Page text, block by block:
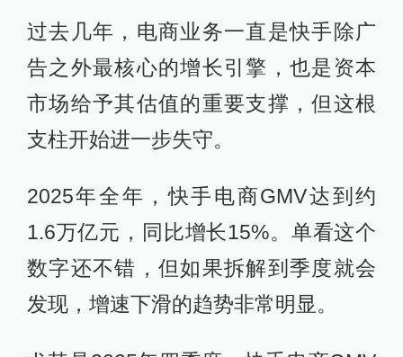
过去几年，电商业务一直是快手除广
告之外最核心的增长引擎，也是资本
市场给予其估值的重要支撑，但这根
支柱开始进一步失守。
2025年全年，快手电商GMV达到约
1.6万亿元，同比增长15%。单看这个
数字还不错，但如果拆解到季度就会
发现，增速下滑的趋势非常明显。